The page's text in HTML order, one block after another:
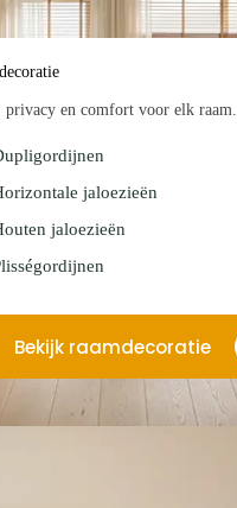
en comfort voor elk raam.
jaloezieën
jaloezieën
Bekijk raamdecoratie